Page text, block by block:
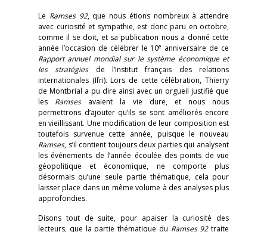
Le Ramses 92, que nous étions nombreux à attendre
avec curiosité et sympathie, est donc paru en octobre,
comme il se doit, et sa publication nous a donné cette
année l’occasion de célébrer le 10e anniversaire de ce
Rapport annuel mondial sur le système économique et
les stratégiesde l’Institut français des relations
internationales (Ifri). Lors de cette célébration, Thierry
de Montbrial a pu dire ainsi avec un orgueil justifié que
les Ramses avaient la vie dure, et nous nous
permettrons d’ajouter qu’ils se sont améliorés encore
en vieillissant. Une modification de leur composition est
toutefois survenue cette année, puisque le nouveau
Ramses, s’il contient toujours deux parties qui analysent
les événements de l’année écoulée des points de vue
géopolitique et économique, ne comporte plus
désormais qu’une seule partie thématique, cela pour
laisser place dans un même volume à des analyses plus
approfondies.
Disons tout de suite, pour apaiser la curiosité des
lecteurs, que la partie thématique du Ramses 92 traite